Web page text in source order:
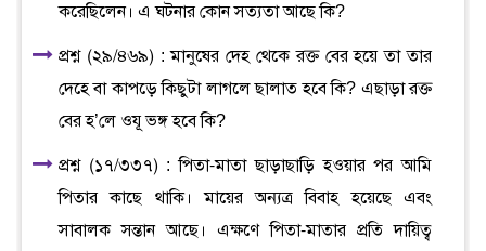
করেছিলেন। এ ঘটনার কোন সত্যতা আছে কি?
প্রশ্ন (২৯/৪৬৯) : মানুষের দেহ থেকে রক্ত বের হয়ে তা তার
দেহে বা কাপড়ে কিছুটা লাগলে ছালাত হবে কি? এছাড়া রক্ত
বের হ’লে ওযূ ভঙ্গ হবে কি?
প্রশ্ন (১৭/৩৩৭) : পিতা-মাতা ছাড়াছাড়ি হওয়ার পর আমি
পিতার কাছে থাকি। মায়ের অন্যত্র বিবাহ হয়েছে এবং
সাবালক সন্তান আছে। এক্ষণে পিতা-মাতার প্রতি দায়িত্ব